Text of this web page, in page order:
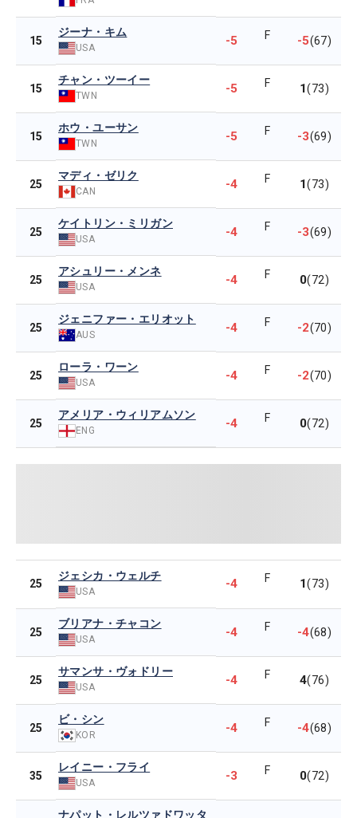
15
ジーナ・キム
USA -5 F -5(67)
15
チャン・ツーイー
TWN -5 F 1(73)
15
ホウ・ユーサン
TWN -5 F -3(69)
25
マディ・ゼリク
CAN -4 F 1(73)
25
ケイトリン・ミリガン
USA -4 F -3(69)
25
アシュリー・メンネ
USA -4 F 0(72)
25
ジェニファー・エリオット
AUS -4 F -2(70)
25
ローラ・ワーン
USA -4 F -2(70)
25
アメリア・ウィリアムソン
ENG -4 F 0(72)
25
ジェシカ・ウェルチ
USA
-4 F 1(73)
25
ブリアナ・チャコン
USA -4 F -4(68)
25
サマンサ・ヴォドリー
USA -4 F 4(76)
25
ビ・シン
KOR -4 F -4(68)
35
レイニー・フライ
USA -3 F 0(72)
ナパット・レルツァドワッタ